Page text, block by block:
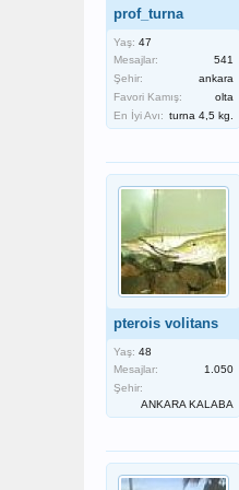
prof_turna
Yaş: 47
Mesajlar:
541
Şehir:
ankara
Favori Kamış:
olta
En İyi Avı: turna 4,5 kg.
pterois volitans
Yaş: 48
Mesajlar:
1.050
Şehir:
ANKARA KALABA